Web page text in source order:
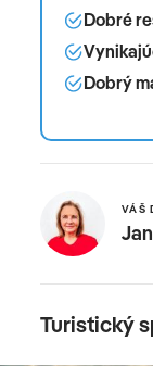
Dobré
Dobrý
VÁŠ
Turistický